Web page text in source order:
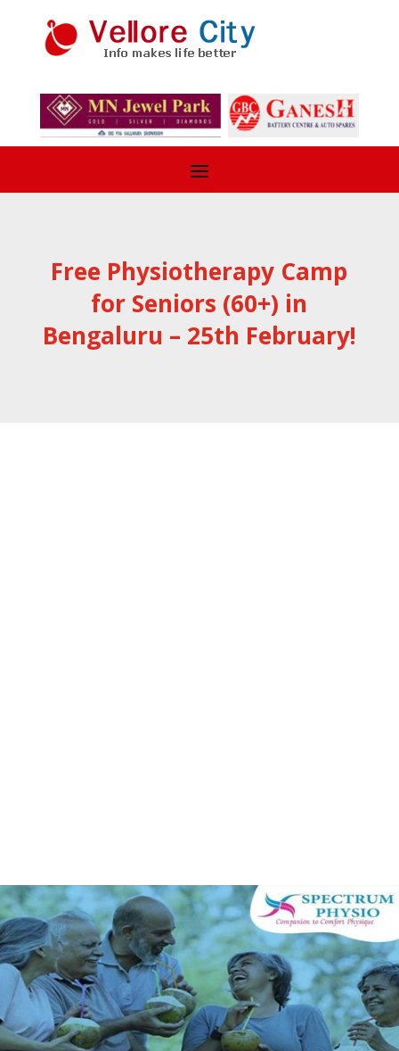
Free Physiotherapy Camp
for Seniors (60+) in
Bengaluru – 25th February!